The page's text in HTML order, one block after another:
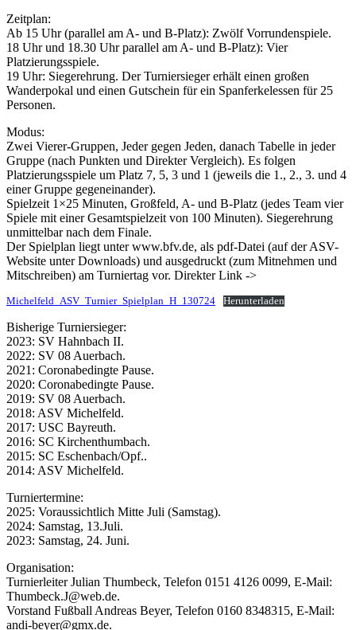
Zeitplan:
Ab 15 Uhr (parallel am A- und B-Platz): Zwölf Vorrundenspiele.
18 Uhr und 18.30 Uhr parallel am A- und B-Platz): Vier
Platzierungsspiele.
19 Uhr: Siegerehrung. Der Turniersieger erhält einen großen
Wanderpokal und einen Gutschein für ein Spanferkelessen für 25
Personen.
Modus:
Zwei Vierer-Gruppen, Jeder gegen Jeden, danach Tabelle in jeder
Gruppe (nach Punkten und Direkter Vergleich). Es folgen
Platzierungsspiele um Platz 7, 5, 3 und 1 (jeweils die 1., 2., 3. und 4
einer Gruppe gegeneinander).
Spielzeit 1×25 Minuten, Großfeld, A- und B-Platz (jedes Team vier
Spiele mit einer Gesamtspielzeit von 100 Minuten). Siegerehrung
unmittelbar nach dem Finale.
Der Spielplan liegt unter www.bfv.de, als pdf-Datei (auf der ASV-
Website unter Downloads) und ausgedruckt (zum Mitnehmen und
Mitschreiben) am Turniertag vor. Direkter Link ->
Michelfeld_ASV_Turnier_Spielplan_H_130724 Herunterladen
Bisherige Turniersieger:
2023: SV Hahnbach II.
2022: SV 08 Auerbach.
2021: Coronabedingte Pause.
2020: Coronabedingte Pause.
2019: SV 08 Auerbach.
2018: ASV Michelfeld.
2017: USC Bayreuth.
2016: SC Kirchenthumbach.
2015: SC Eschenbach/Opf..
2014: ASV Michelfeld.
Turniertermine:
2025: Voraussichtlich Mitte Juli (Samstag).
2024: Samstag, 13.Juli.
2023: Samstag, 24. Juni.
Organisation:
Turnierleiter Julian Thumbeck, Telefon 0151 4126 0099, E-Mail:
Thumbeck.J@web.de.
Vorstand Fußball Andreas Beyer, Telefon 0160 8348315, E-Mail:
andi-beyer@gmx.de.